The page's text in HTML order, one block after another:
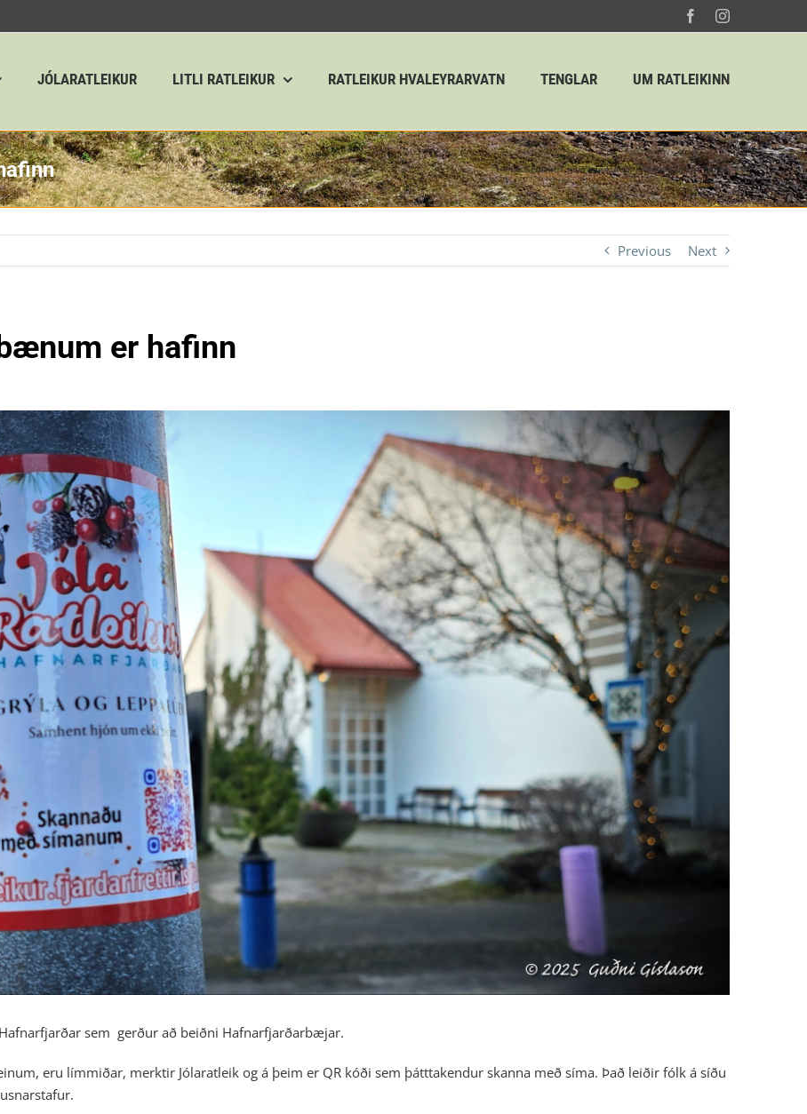
FacebookInstagram
JÓLARATLEIKUR LITLI RATLEIKUR RATLEIKUR HVALEYRARVATN TENGLAR UM RATLEIKINN
Home Fréttir Jólaratleikurinn í miðbænum er hafinn
Previous Next
er hafinn
sem gerður að beiðni Hafnarfjarðarbæjar.
eru límmiðar, merktir Jólaratleik og á þeim er QR kóði sem þátttakendur skanna með síma. Það leiðir fólk á síðu